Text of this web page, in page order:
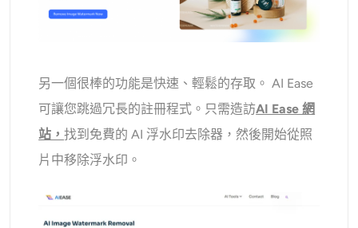
另一個很棒的功能是快速、輕鬆的存取。 AI Ease
可讓您跳過冗長的註冊程式。只需造訪AI Ease 網
站，找到免費的 AI 浮水印去除器，然後開始從照
片中移除浮水印。